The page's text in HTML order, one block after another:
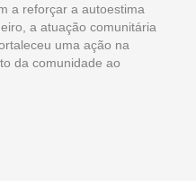
a reforçar a autoestima
a atuação comunitária
uma ação na
da comunidade ao